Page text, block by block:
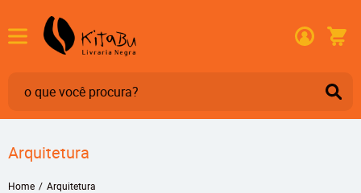
Arquitetura
Home Arquitetura